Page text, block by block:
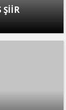
ŞİİR